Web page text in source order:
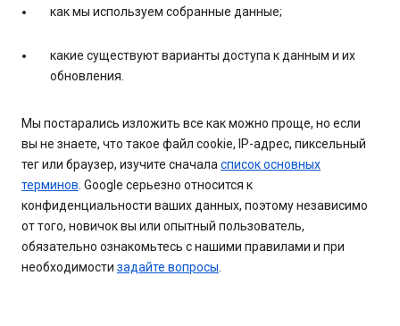
как мы используем собранные данные;
какие существуют варианты доступа к данным и их
обновления.
Мы постарались изложить все как можно проще, но если
вы не знаете, что такое файл cookie, IP-адрес, пиксельный
тег или браузер, изучите сначаласписок основных
терминов. Google серьезно относится к
конфиденциальности ваших данных, поэтому независимо
от того, новичок вы или опытный пользователь,
обязательно ознакомьтесь с нашими правилами и при
необходимости задайте вопросы.